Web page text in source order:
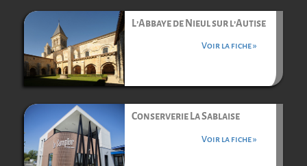
L’Abbaye de Nieul sur l’Autise
Voir la fiche »
Conserverie La Sablaise
Voir la fiche »